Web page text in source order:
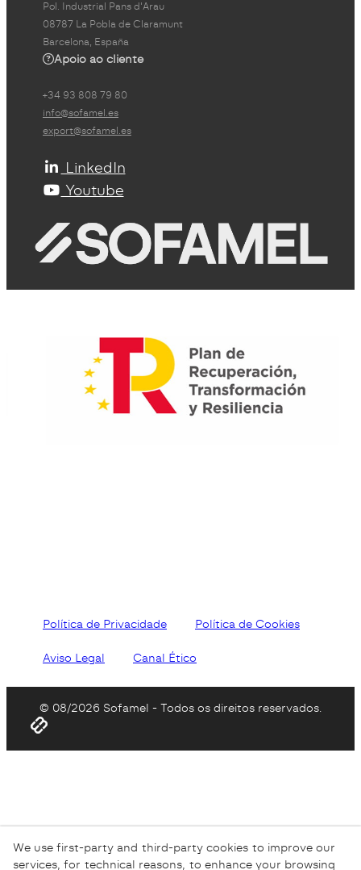
Pol. Industrial Pans d'Arau
08787 La Pobla de Claramunt
Barcelona, España
Apoio ao cliente
+34 93 808 79 80
info@sofamel.es
export@sofamel.es
LinkedIn
Youtube
Política de Privacidade Política de Cookies
Aviso Legal Canal Ético
© 08/2026 Sofamel - Todos os direitos reservados.
We use first-party and third-party cookies to improve our
services, for technical reasons, to enhance your browsing